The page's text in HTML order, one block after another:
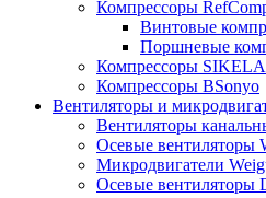
Компрессоры
Винтовые
Поршневые
Компрессоры
Компрессоры BSonyo
Вентиляторы и
Вентиляторы
Осевые вентиляторы
Микродвигатели
Осевые вентиляторы